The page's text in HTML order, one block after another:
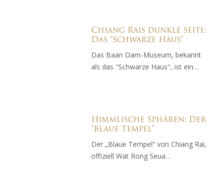
Chiang Rais dunkle Seite:
Das “Schwarze Haus”
Das Baan Dam-Museum, bekannt
als das "Schwarze Haus", ist ein…
Himmlische Sphären: Der
“Blaue Tempel”
Der „Blaue Tempel“ von Chiang Rai,
offiziell Wat Rong Seua…